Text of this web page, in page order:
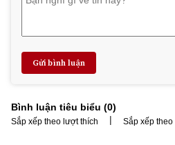
Gửi bình luận
Bình luận tiêu biểu (0)
Sắp xếp theo lượt thích | Sắp xếp theo